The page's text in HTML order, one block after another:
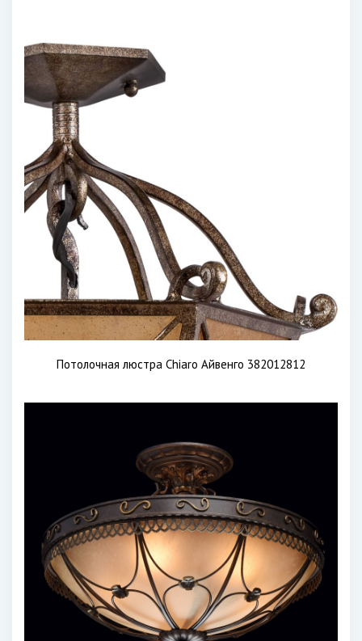
Потолочная люстра Chiaro Айвенго 382012812